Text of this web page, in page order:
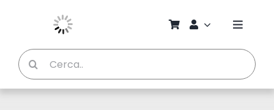
Toggle
Chi
Cerca
per: